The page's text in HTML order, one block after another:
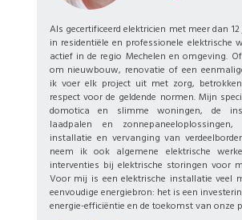
Als gecertificeerd elektricien met meer dan
in residentiële en professionele elektrische
actief in de regio Mechelen en omgeving.
om nieuwbouw, renovatie of een
ik voer elk project uit met zorg,
respect voor de geldende normen. Mijn
domotica en slimme woningen, de
laadpalen en
installatie en vervanging van
neem ik ook algemene elektrische
interventies bij elektrische storingen voor
Voor mij is een elektrische installatie veel
eenvoudige energiebron: het is een
energie-efficiëntie en de toekomst van onze